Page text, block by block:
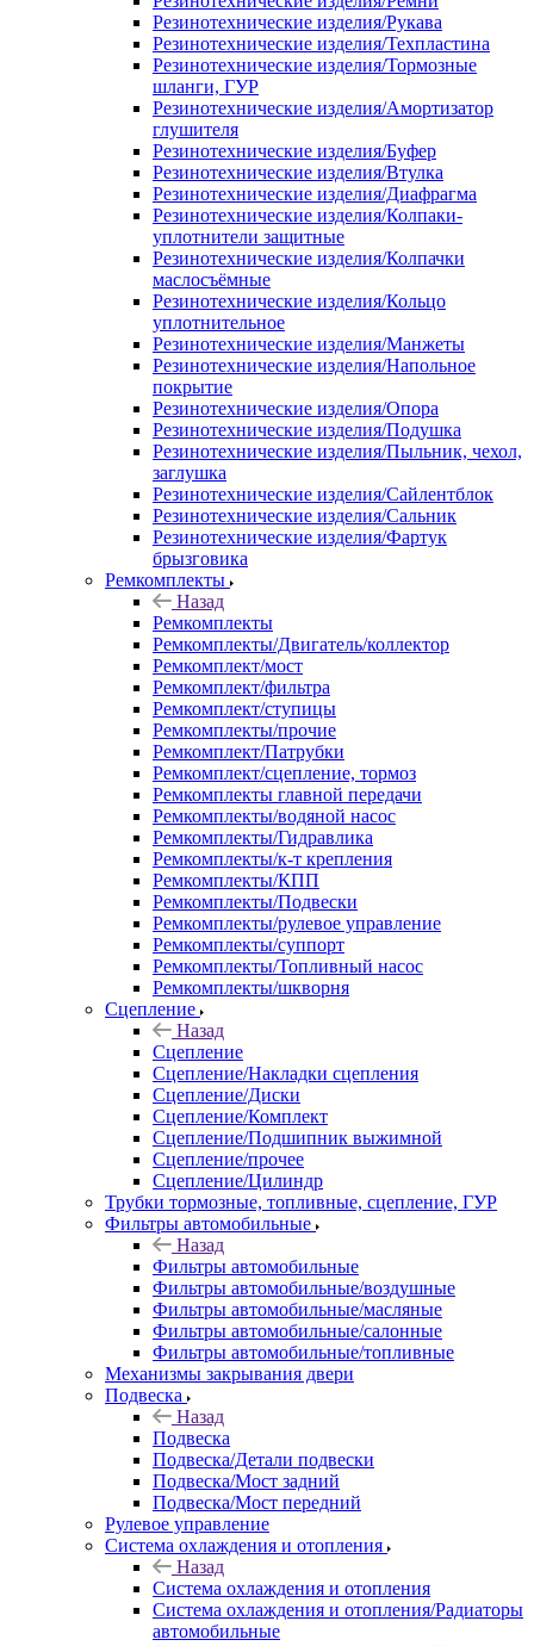
Резинотехнические изделия/Рукава
Резинотехнические изделия/Техпластина
Резинотехнические изделия/Тормозные
шланги, ГУР
Резинотехнические изделия/Амортизатор
глушителя
Резинотехнические изделия/Буфер
Резинотехнические изделия/Втулка
Резинотехнические изделия/Диафрагма
Резинотехнические изделия/Колпаки-
уплотнители защитные
Резинотехнические изделия/Колпачки
маслосъёмные
Резинотехнические изделия/Кольцо
уплотнительное
Резинотехнические изделия/Манжеты
Резинотехнические изделия/Напольное
покрытие
Резинотехнические изделия/Опора
Резинотехнические изделия/Подушка
Резинотехнические изделия/Пыльник, чехол,
заглушка
Резинотехнические изделия/Сайлентблок
Резинотехнические изделия/Сальник
Резинотехнические изделия/Фартук
брызговика
Ремкомплекты
Назад
Ремкомплекты
Ремкомплекты/Двигатель/коллектор
Ремкомплект/мост
Ремкомплект/фильтра
Ремкомплект/ступицы
Ремкомплекты/прочие
Ремкомплект/Патрубки
Ремкомплект/сцепление, тормоз
Ремкомплекты главной передачи
Ремкомплекты/водяной насос
Ремкомплекты/Гидравлика
Ремкомплекты/к-т крепления
Ремкомплекты/КПП
Ремкомплекты/Подвески
Ремкомплекты/рулевое управление
Ремкомплекты/суппорт
Ремкомплекты/Топливный насос
Ремкомплекты/шкворня
Сцепление
Назад
Сцепление
Сцепление/Накладки сцепления
Сцепление/Диски
Сцепление/Комплект
Сцепление/Подшипник выжимной
Сцепление/прочее
Сцепление/Цилиндр
Трубки тормозные, топливные, сцепление, ГУР
Фильтры автомобильные
Назад
Фильтры автомобильные
Фильтры автомобильные/воздушные
Фильтры автомобильные/масляные
Фильтры автомобильные/салонные
Фильтры автомобильные/топливные
Механизмы закрывания двери
Подвеска
Назад
Подвеска
Подвеска/Детали подвески
Подвеска/Мост задний
Подвеска/Мост передний
Рулевое управление
Система охлаждения и отопления
Назад
Система охлаждения и отопления
Система охлаждения и отопления/Радиаторы
автомобильные